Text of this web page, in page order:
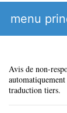
menu
Avis de non-
traduction tiers.